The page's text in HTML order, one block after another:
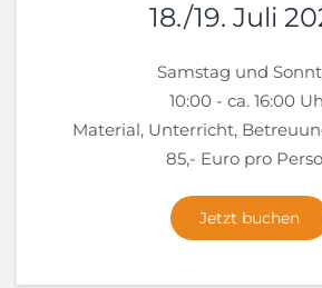
18./19. Juli
Samstag und
10:00 - ca. 16:00
Material, Unterricht,
85,- Euro pro
Jetzt buchen